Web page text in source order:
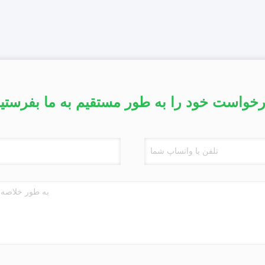
خود را به طور مستقیم به ما